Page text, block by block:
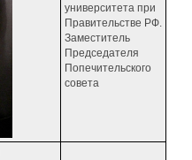
университета при
Правительстве РФ.
Заместитель
Председателя
Попечительского
совета